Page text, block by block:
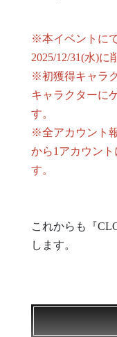
※本イベントに
2025/12/31(水)に
※初獲得キャラ
キャラクターに
す。
※全アカウント
から1アカウン
す。
これからも『
します。